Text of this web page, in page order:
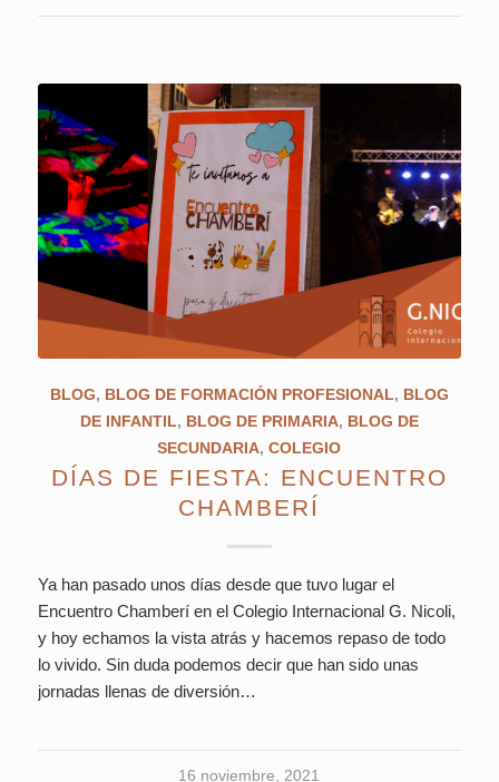
BLOG, BLOG DE FORMACIÓN PROFESIONAL, BLOG
DE INFANTIL, BLOG DE PRIMARIA, BLOG DE
SECUNDARIA,COLEGIO
DÍAS DE FIESTA: ENCUENTRO
CHAMBERÍ
Ya han pasado unos días desde que tuvo lugar el
Encuentro Chamberí en el Colegio Internacional G. Nicoli,
y hoy echamos la vista atrás y hacemos repaso de todo
lo vivido. Sin duda podemos decir que han sido unas
jornadas llenas de diversión…
16 noviembre, 2021